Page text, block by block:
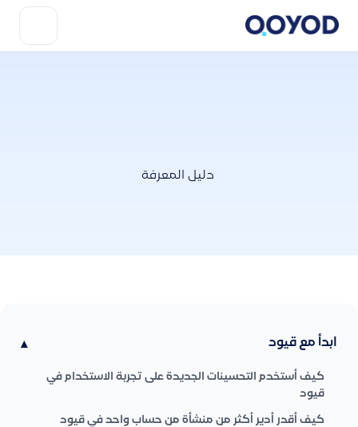
دليل المعرفة
ابدأ مع قيود ▾
كيف أستخدم التحسينات الجديدة على تجربة الاستخدام في
قيود
كيف أقدر أدير أكثر من منشأة من حساب واحد في قيود